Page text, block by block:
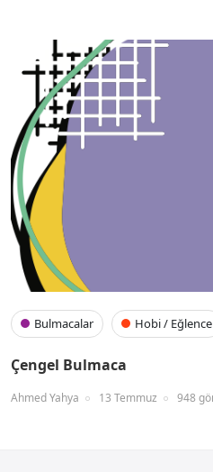
Bulmacalar Hobi / Eğlence
Çengel Bulmaca
Ahmed Yahya 13 Temmuz 948